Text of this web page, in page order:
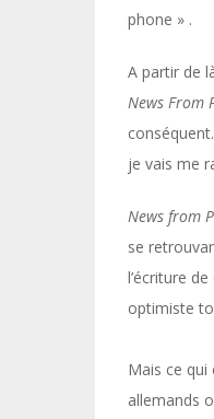
phone » .
A partir de
News From
je vais me
News from
se
l’écriture
optimiste
Mais ce qui
allemands